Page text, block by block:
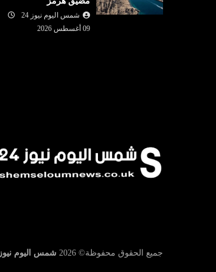
شمس اليوم نيوز 24
09 أغسطس 2026
09 أغسطس
شمس اليوم نيوز 24
2026
الحوثيُّون يستهدفون مصفاة
جميع الحقوق محفوظة© 2026 شمس اليوم نيوز24/24